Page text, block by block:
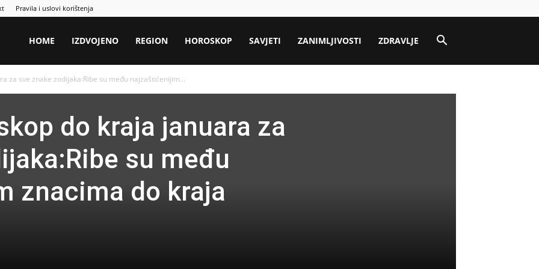
Pravila i uslovi korištenja
HOME IZDVOJENO REGION HOROSKOP SAVJETI ZANIMLJIVOSTI ZDRAVLJE
za sve znake zodijaka:Ribe su među najzaštićenijim...
do kraja januara za
su među
znacima do kraja